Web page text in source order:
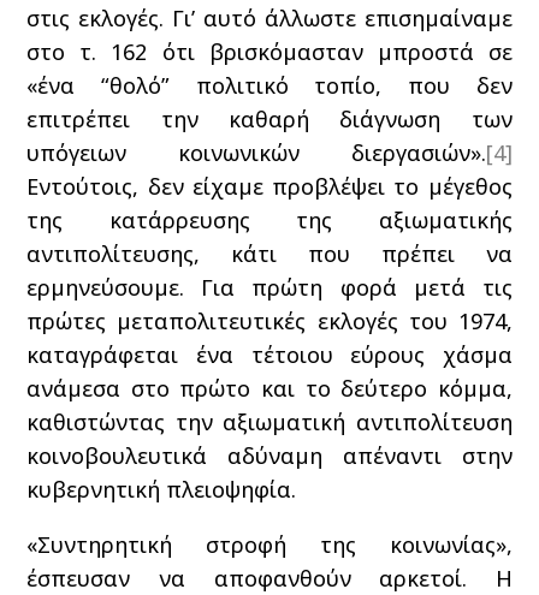
στις εκλογές. Γι’ αυτό άλλωστε επισημαίναμε
στο τ. 162 ότι βρισκόμασταν μπροστά σε
«ένα “θολό” πολιτικό τοπίο, που δεν
επιτρέπει την καθαρή διάγνωση των
υπόγειων κοινωνικών διεργασιών».[4]
Εντούτοις, δεν είχαμε προβλέψει το μέγεθος
της κατάρρευσης της αξιωματικής
αντιπολίτευσης, κάτι που πρέπει να
ερμηνεύσουμε. Για πρώτη φορά μετά τις
πρώτες μεταπολιτευτικές εκλογές του 1974,
καταγράφεται ένα τέτοιου εύρους χάσμα
ανάμεσα στο πρώτο και το δεύτερο κόμμα,
καθιστώντας την αξιωματική αντιπολίτευση
κοινοβουλευτικά αδύναμη απέναντι στην
κυβερνητική πλειοψηφία.
«Συντηρητική στροφή της κοινωνίας»,
έσπευσαν να αποφανθούν αρκετοί. Η